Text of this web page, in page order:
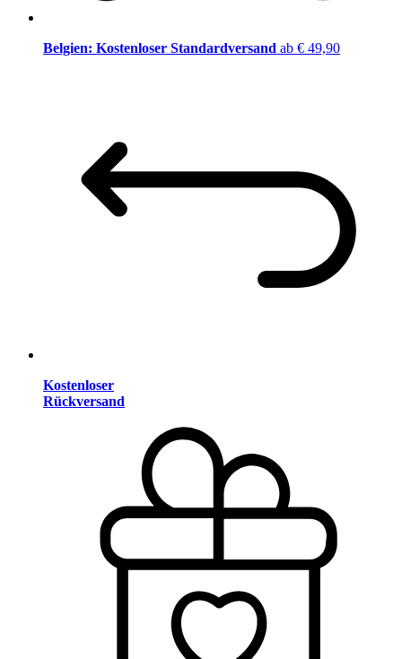
Belgien: Kostenloser Standardversand ab € 49,90
Kostenloser
Rückversand